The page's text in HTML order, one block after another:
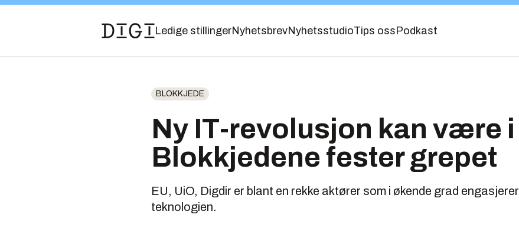
Ledige stillingerNyhetsbrevNyhetsstudioTips oss Podkast
BLOKKJEDE
Ny IT-revolusjon kan være
Blokkjedene fester grepet
EU, UiO, Digdir er blant en rekke aktører som i økende grad
teknologien.